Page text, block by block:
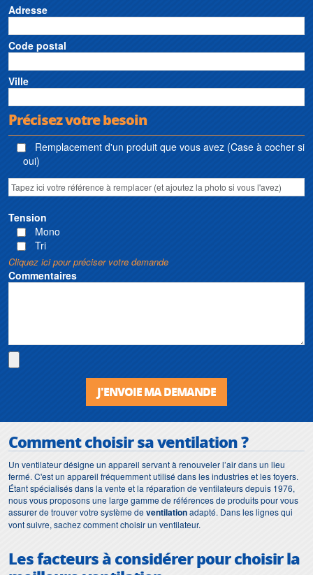
Adresse
Code postal
Ville
Précisez votre besoin
Remplacement d'un produit que vous avez (Case à cocher si
oui)
Tension
Mono
Tri
Cliquez ici pour préciser votre demande
Commentaires
J'ENVOIE MA DEMANDE
Comment choisir sa ventilation ?
Un ventilateur désigne un appareil servant à renouveler l’air dans un lieu
fermé. C'est un appareil fréquemment utilisé dans les industries et les foyers.
Étant spécialisés dans la vente et la réparation de ventilateurs depuis 1976,
nous vous proposons une large gamme de références de produits pour vous
assurer de trouver votre système deventilationadapté. Dans les lignes qui
vont suivre, sachez comment choisir un ventilateur.
Les facteurs à considérer pour choisir la